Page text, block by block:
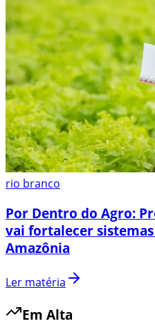
rio branco
Por Dentro do Agro:
vai fortalecer
Amazônia
Ler matéria
Em Alta